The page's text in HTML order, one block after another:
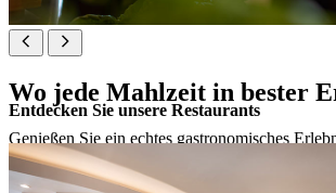
Wo jede Mahlzeit in bester
Genießen Sie ein echtes gastronomisches
bis hin zu Spezialitäten, die von der
Entdecken Sie unsere Restaurants